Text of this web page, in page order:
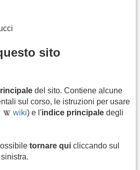
sito
del sito. Contiene alcune
sul corso, le istruzioni per usare
wiki) e l'indice principale degli
tornare qui cliccando sul